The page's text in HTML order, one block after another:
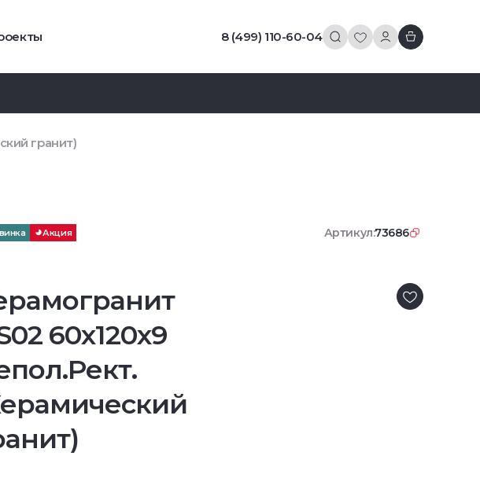
8 (499) 110-60-04
гранит)
Акция Артикул:73686
60x120x9